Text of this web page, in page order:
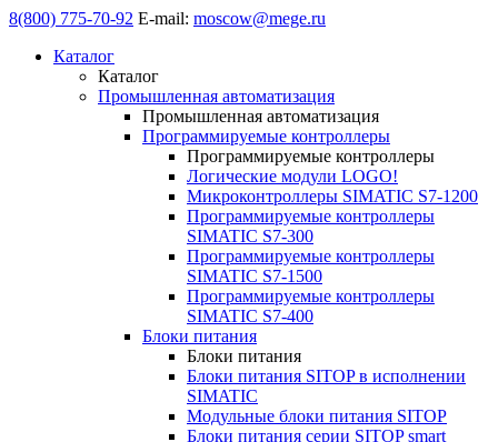
8(800) 775-70-92 E-mail: moscow@mege.ru
Каталог
Каталог
Промышленная автоматизация
Промышленная автоматизация
Программируемые контроллеры
Программируемые контроллеры
Логические модули LOGO!
Микроконтроллеры SIMATIC S7-1200
Программируемые контроллеры
SIMATIC S7-300
Программируемые контроллеры
SIMATIC S7-1500
Программируемые контроллеры
SIMATIC S7-400
Блоки питания
Блоки питания
Блоки питания SITOP в исполнении
SIMATIC
Модульные блоки питания SITOP
Блоки питания серии SITOP smart